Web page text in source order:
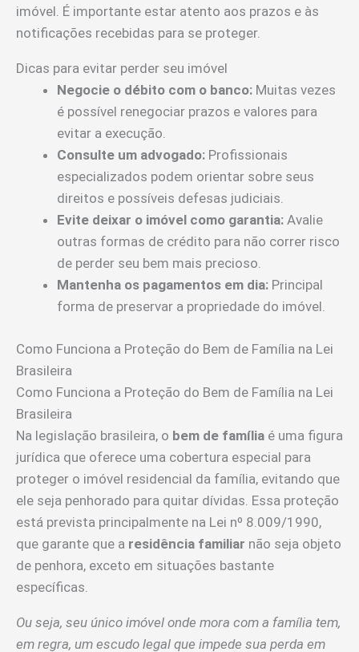
imóvel. É importante estar atento aos prazos e às
notificações recebidas para se proteger.
Dicas para evitar perder seu imóvel
Negocie o débito com o banco: Muitas vezes
é possível renegociar prazos e valores para
evitar a execução.
Consulte um advogado: Profissionais
especializados podem orientar sobre seus
direitos e possíveis defesas judiciais.
Evite deixar o imóvel como garantia: Avalie
outras formas de crédito para não correr risco
de perder seu bem mais precioso.
Mantenha os pagamentos em dia: Principal
forma de preservar a propriedade do imóvel.
Como Funciona a Proteção do Bem de Família na Lei
Brasileira
Como Funciona a Proteção do Bem de Família na Lei
Brasileira
Na legislação brasileira, o bem de família é uma figura
jurídica que oferece uma cobertura especial para
proteger o imóvel residencial da família, evitando que
ele seja penhorado para quitar dívidas. Essa proteção
está prevista principalmente na Lei nº 8.009/1990,
que garante que a residência familiar não seja objeto
de penhora, exceto em situações bastante
específicas.
Ou seja, seu único imóvel onde mora com a família tem,
em regra, um escudo legal que impede sua perda em